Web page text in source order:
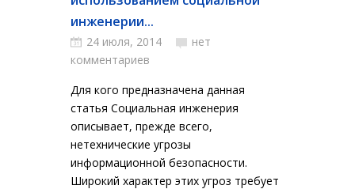
инженерии...
24 июля, 2014
нет
комментариев
Для кого предназначена данная
статья Социальная инженерия
описывает, прежде всего,
нетехнические угрозы
информационной безопасности.
Широкий характер этих угроз требует